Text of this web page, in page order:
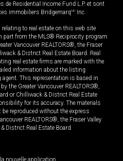
de Residential Income Fund L.P. et sont
immobiliers BridgemarqMD Inc.
relating to real estate on this web site
part from the MLS® Reciprocity program
Vancouver REALTORS®, the Fraser
& District Real Estate Board. Real
real estate firms are marked with the
information about the listing
This representation is based in
the Greater Vancouver REALTORS®,
or Chilliwack & District Real Estate
for its accuracy. The materials
reproduced without the express
REALTORS®, the Fraser Valley
District Real Estate Board.